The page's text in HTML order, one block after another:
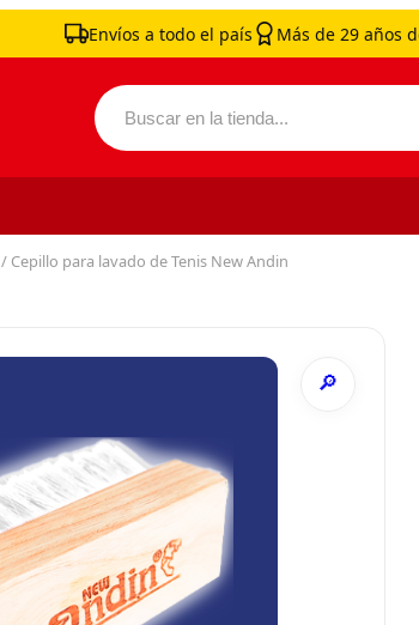
Envíos a todo el país Más de 29 años
Buscar por:
/ Cepillo para lavado de Tenis New Andin